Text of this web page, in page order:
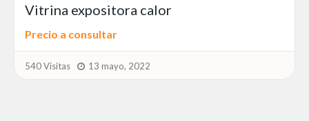
Vitrina expositora calor
Precio a consultar
540 Visitas 13 mayo, 2022